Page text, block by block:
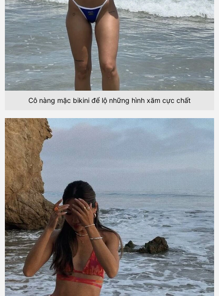
Cô nàng mặc bikini để lộ những hình xăm cực chất